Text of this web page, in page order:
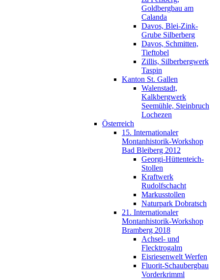
Goldbergbau am
Calanda
Davos, Blei-Zink-
Grube Silberberg
Davos, Schmitten,
Tieftobel
Zillis, Silberbergwerk
Taspin
Kanton St. Gallen
Walenstadt,
Kalkbergwerk
Seemühle, Steinbruch
Lochezen
Österreich
15. Internationaler
Montanhistorik-Workshop
Bad Bleiberg 2012
Georgi-Hüttenteich-
Stollen
Kraftwerk
Rudolfschacht
Markusstollen
Naturpark Dobratsch
21. Internationaler
Montanhistorik-Workshop
Bramberg 2018
Achsel- und
Flecktrogalm
Eisriesenwelt Werfen
Fluorit-Schaubergbau
Vorderkrimml